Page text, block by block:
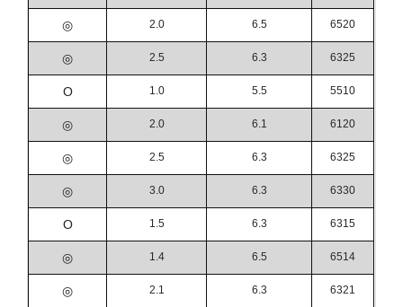
6520
6.5
2.0
◎
6325
6.3
2.5
◎
5510
5.5
1.0
O
6120
6.1
2.0
◎
6325
6.3
2.5
◎
6330
6.3
3.0
◎
6315
6.3
1.5
O
6514
6.5
1.4
◎
6321
6.3
2.1
◎